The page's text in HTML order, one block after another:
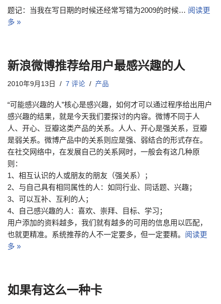
题记：当我在写日期的时候还经常写错为2009的时候… 阅读更
多 »
新浪微博推荐给用户最感兴趣的人
2010年9月13日 7 评论 产品
“可能感兴趣的人”核心是感兴趣，如何才可以通过程序给出用户
感兴趣的结果，就是今天我们要探讨的内容。微博不同于人
人、开心、豆瓣这类产品的关系。人人、开心是强关系，豆瓣
是弱关系。微博产品中的关系则应是强、弱结合的形式存在。
在社交网络中，在发展自己的关系网时，一般会有这几种原
则：
1、相互认识的人或朋友的朋友（强关系）；
2、与自己具有相同属性的人：如同行业、同话题、兴趣；
3、可以互补、互利的人；
4、自己感兴趣的人：喜欢、崇拜、目标、学习；
用户添加的资料越多，我们就有越多的可用的信息用以匹配，
也就更精准。系统推荐的人不一定要多，但一定要精。 阅读更
多 »
如果有这么一种卡